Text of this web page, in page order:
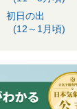
初日の出
(12～1月頃)